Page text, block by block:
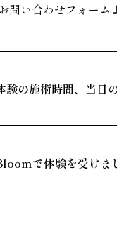
問い合わせフォーム
験の施術時間、当日
で体験を受けま